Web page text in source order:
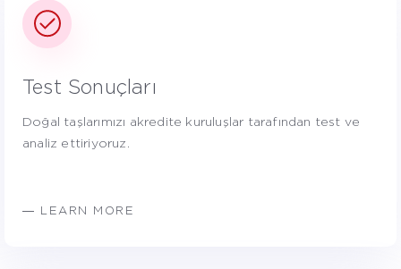
Test Sonuçları
Doğal taşlarımızı akredite kuruluşlar tarafından test ve
analiz ettiriyoruz.
― LEARN MORE